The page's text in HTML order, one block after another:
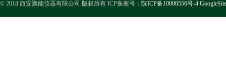
© 2018 西安聚能仪器有限公司 版权所有 ICP备案号： 陕ICP备10000556号-4